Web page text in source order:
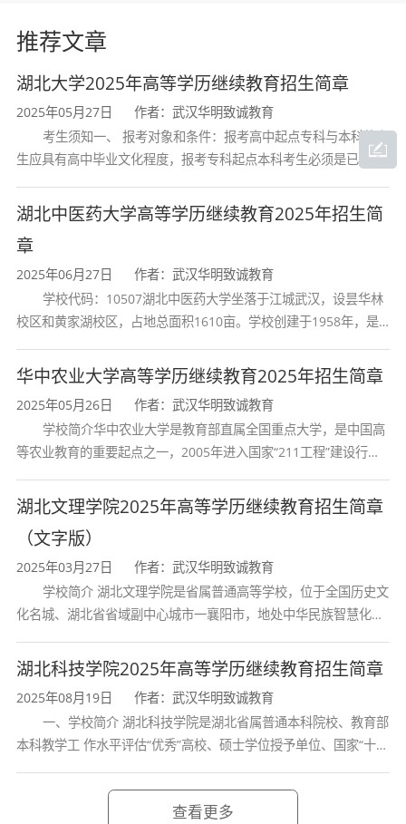
推荐文章
湖北大学2025年高等学历继续教育招生简章
2025年05月27日
作者：武汉华明致诚教育
考生须知一、 报考对象和条件：报考高中起点专科与本科的考
生应具有高中毕业文化程度，报考专科起点本科考生必须是已取得
构颁发的大学专科毕业证书的人
湖北中医药大学高等学历继续教育2025年招生简
章
2025年06月27日
作者：武汉华明致诚教育
学校代码：10507湖北中医药大学坐落于江城武汉，设昙华林
校区和黄家湖校区，占地总面积1610亩。学校创建于1958年，是
育和最早开办中医研究
华中农业大学高等学历继续教育2025年招生简章
2025年05月26日
作者：武汉华明致诚教育
学校简介华中农业大学是教育部直属全国重点大学，是中国高
等农业教育的重要起点之一，2005年进入国家“211工程”建设行
首轮“双一流”成效
湖北文理学院2025年高等学历继续教育招生简章
（文字版）
2025年03月27日
作者：武汉华明致诚教育
学校简介 湖北文理学院是省属普通高等学校，位于全国历史文
化名城、湖北省省域副中心城市一襄阳市，地处中华民族智慧化身
学校、全国普通
湖北科技学院2025年高等学历继续教育招生简章
2025年08月19日
作者：武汉华明致诚教育
一、学校简介 湖北科技学院是湖北省属普通本科院校、教育部
本科教学工 作水平评估“优秀”高校、硕士学位授予单位、国家“十三
查看更多